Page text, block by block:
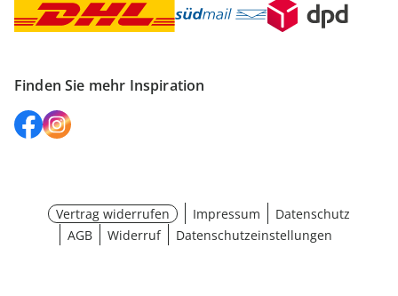
Finden Sie mehr Inspiration
Vertrag widerrufen Impressum
Datenschutz
AGB
Widerruf Datenschutzeinstellungen